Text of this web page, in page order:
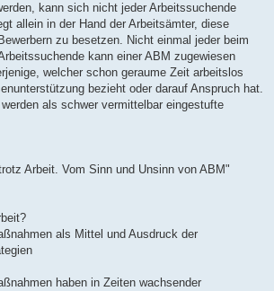
kann sich nicht jeder Arbeitssuchende
allein in der Hand der Arbeitsämter, diese
zu besetzen. Nicht einmal jeder beim
kann einer ABM zugewiesen
welcher schon geraume Zeit arbeitslos
bezieht oder darauf Anspruch hat.
als schwer vermittelbar eingestufte
Arbeit. Vom Sinn und Unsinn von ABM"
als Mittel und Ausdruck der
haben in Zeiten wachsender